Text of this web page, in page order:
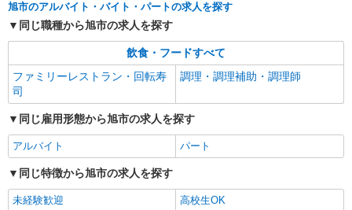
時給1250円〜
千葉県旭市ニ１６６２
キープ 詳細を見る
アルバイト パート
めん六や ダイナム千葉旭店（121377）
キッチンスタッフ
時給1140円以上 給料前払い：勤務実績の7割ま
で可能（月間の上限3万円）
千葉県旭市川口字及内3397-2
旭市のアルバイト・バイト・パートの求人を探す
同じ職種から旭市の求人を探す
飲食・フードすべて
ファミリーレストラン・回転寿
司
調理・調理補助・調理師
同じ雇用形態から旭市の求人を探す
アルバイト パート
同じ特徴から旭市の求人を探す
未経験歓迎
高校生OK